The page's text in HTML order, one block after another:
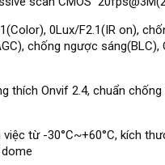
0Lux/F2.1(IR on),
chống ngược
thích Onvif 2.4, chuẩn
từ -30°C~+60°C, kích